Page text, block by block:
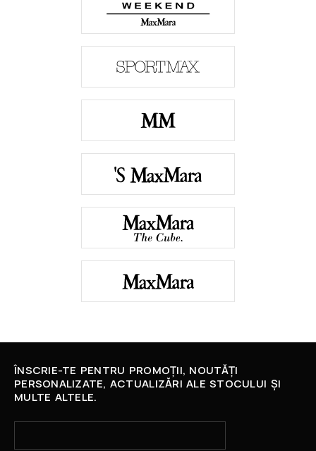
ÎNSCRIE-TE PENTRU PROMOȚII, NOUTĂȚI
PERSONALIZATE, ACTUALIZĂRI ALE STOCULUI ȘI
MULTE ALTELE.